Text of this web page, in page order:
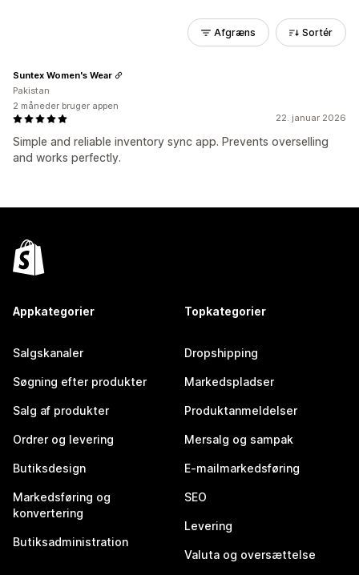
Afgræns Sortér
22. januar 2026
Simple and reliable inventory sync app. Prevents overselling
and works perfectly.
Suntex Women's Wear
Pakistan
2 måneder bruger appen
Appkategorier
Salgskanaler
Søgning efter produkter
Salg af produkter
Ordrer og levering
Butiksdesign
Markedsføring og
konvertering
Butiksadministration
Topkategorier
Dropshipping
Markedspladser
Produktanmeldelser
Mersalg og sampak
E-mailmarkedsføring
SEO
Levering
Valuta og oversættelse